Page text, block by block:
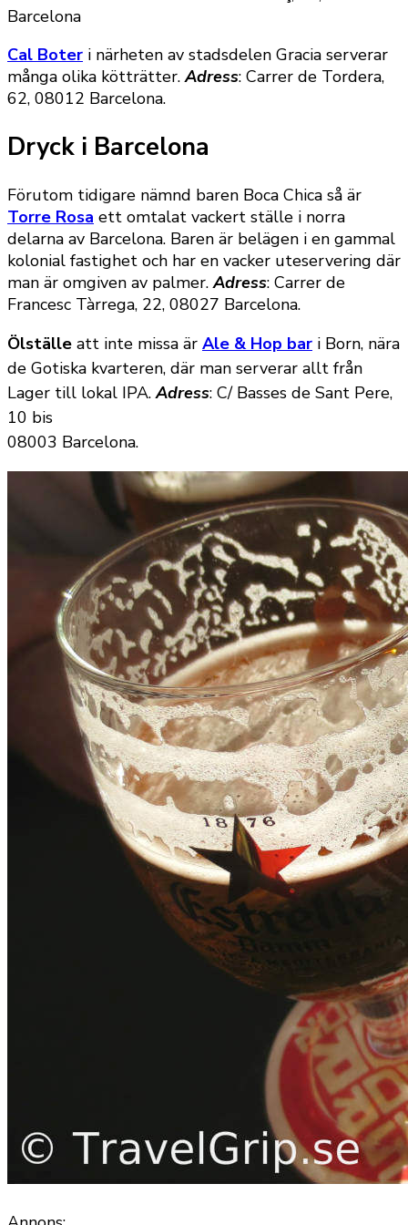
Barcelona
Cal Boter i närheten av stadsdelen Gracia serverar
många olika kötträtter.Adress: Carrer de Tordera,
62, 08012 Barcelona.
Dryck i Barcelona
Förutom tidigare nämnd baren Boca Chica så är
Torre Rosa ett omtalat vackert ställe i norra
delarna av Barcelona. Baren är belägen i en gammal
kolonial fastighet och har en vacker uteservering där
man är omgiven av palmer.Adress: Carrer de
Francesc Tàrrega, 22, 08027 Barcelona.
Ölställe att inte missa är Ale & Hop bar i Born, nära
de Gotiska kvarteren, där man serverar allt från
Lager till lokal IPA.Adress: C/ Basses de Sant Pere,
10 bis
08003 Barcelona.